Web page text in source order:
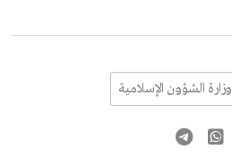
وزارة الشؤون الإسلامية